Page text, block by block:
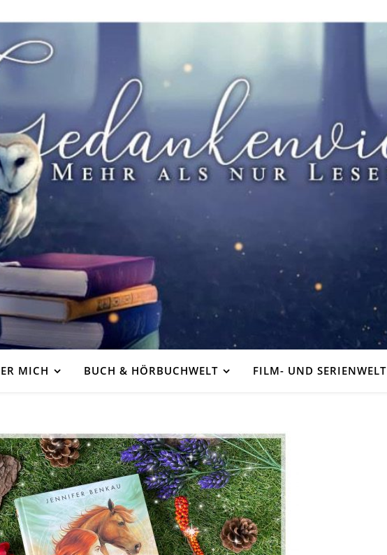
MICH BUCH & HÖRBUCHWELT FILM- UND SERIENWELT